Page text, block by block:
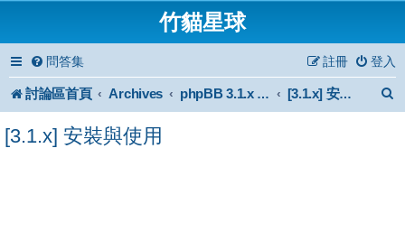
竹貓星球
問答集 登入
註冊
討論區首頁 Archives phpBB 3.1.x Forum Archive [3.1.x] 安裝與使用
[3.1.x] 安裝與使用